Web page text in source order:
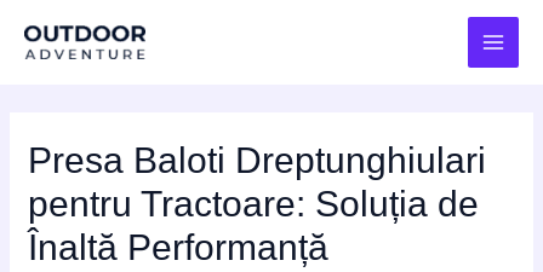
Presa Baloti Dreptunghiulari
pentru Tractoare: Soluția de
Înaltă Performanță
navigation